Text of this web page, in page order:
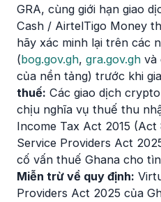
GRA, cùng giới hạn giao
Cash / AirtelTigo Money
hãy xác minh lại trên các
(bog.gov.gh, gra.gov.gh và
của nền tảng) trước khi
thuế: Các giao dịch
chịu nghĩa vụ thuế thu
Income Tax Act 2015
Service Providers Act
cố vấn thuế Ghana cho
Miễn trừ về quy định:
Providers Act 2025 của